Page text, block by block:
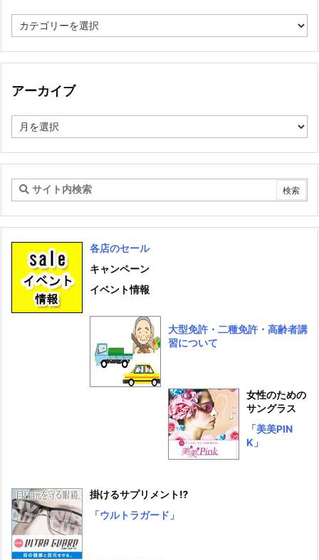
ロ
カ
ゴ
ー
アーカイブ
ー
イ
各店のセール
キャンペーン
イベント情報
大型免許・二種免許・高齢者講
習について
女性のための
サングラス
「美美PIN
K」
掛けるサプリメント⁉
「ウルトラガード」